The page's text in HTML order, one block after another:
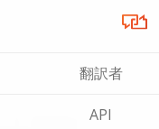
翻訳者
API